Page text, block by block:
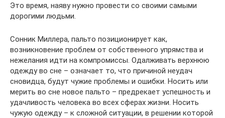
Это время, наяву нужно провести со своими самыми
дорогими людьми.
Сонник Миллера, пальто позиционирует как,
возникновение проблем от собственного упрямства и
нежелания идти на компромиссы. Одалживать верхнюю
одежду во сне – означает то, что причиной неудач
сновидца, будут чужие проблемы и ошибки. Носить или
мерить во сне новое пальто – предрекает успешность и
удачливость человека во всех сферах жизни. Носить
чужую одежду – к сложной ситуации, в решении которой